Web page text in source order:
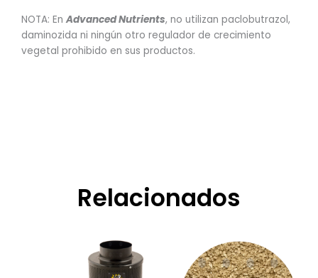
NOTA: EnAdvanced Nutrients, no utilizan paclobutrazol,
daminozida ni ningún otro regulador de crecimiento
vegetal prohibido en sus productos.
Relacionados